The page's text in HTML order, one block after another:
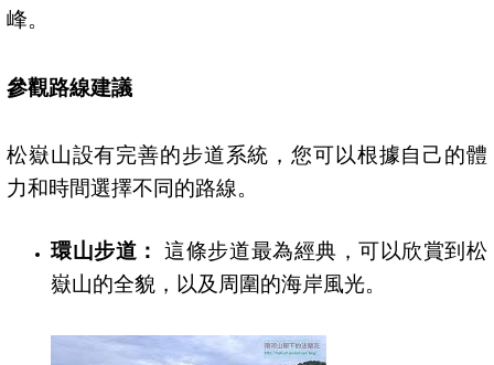
峰。
參觀路線建議
松嶽山設有完善的步道系統，您可以根據自己的體
力和時間選擇不同的路線。
環山步道：
這條步道最為經典，可以欣賞到松
嶽山的全貌，以及周圍的海岸風光。